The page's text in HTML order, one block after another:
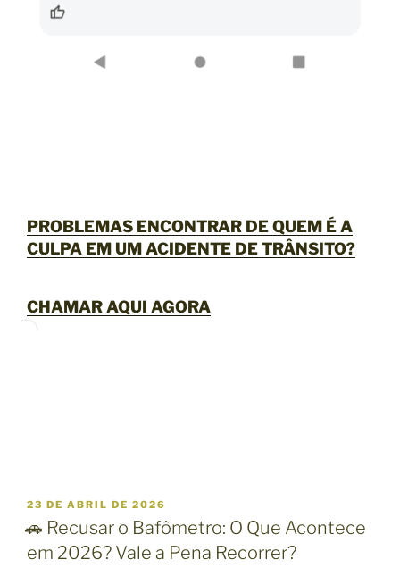
PROBLEMAS ENCONTRAR DE QUEM É A
CULPA EM UM ACIDENTE DE TRÂNSITO?
CHAMAR AQUI AGORA
P
B
L
23 DE ABRIL DE 2026
🚗 Recusar o Bafômetro: O Que Acontece
em 2026? Vale a Pena Recorrer?